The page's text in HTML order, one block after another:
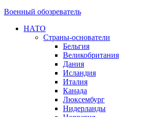
Военный обозреватель
НАТО
Страны-основатели
Бельгия
Великобритания
Дания
Исландия
Италия
Канада
Люксембург
Нидерланды